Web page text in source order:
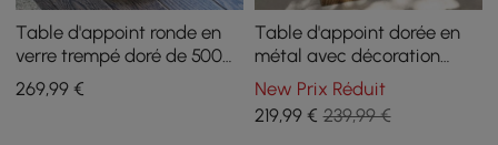
Table d'appoint ronde en
verre trempé doré de 500
mm
269,99 €
Table d'appoint dorée en
métal avec décoration
artistique de 350 mm
New Prix Réduit
219,99€ 239,99 €